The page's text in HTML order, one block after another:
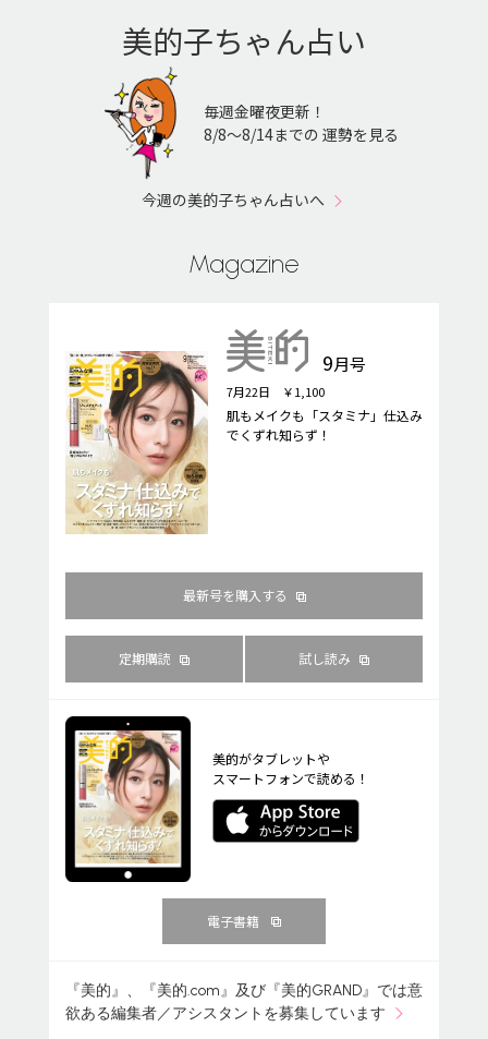
美的子ちゃん占い
毎週金曜夜更新！
8/8〜8/14までの 運勢を見る
今週の美的子ちゃん占いへ
Magazine
9月号
7月22日 ￥1,100
肌もメイクも「スタミナ」仕込み
でくずれ知らず！
最新号を購入する
定期購読 試し読み
美的がタブレットや
スマートフォンで読める！
電子書籍
『美的』、『美的.com』及び『美的GRAND』では意
欲ある編集者／アシスタントを募集しています